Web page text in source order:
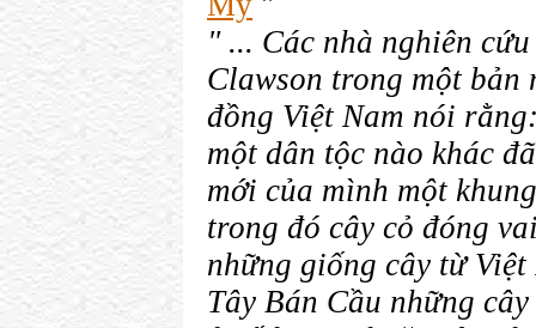
" ... Các nhà nghiên
Clawson trong một bản
đồng Việt Nam nói
một dân tộc nào khác
mới của mình một
trong đó cây cỏ đóng
những giống cây từ
Tây Bán Cầu những